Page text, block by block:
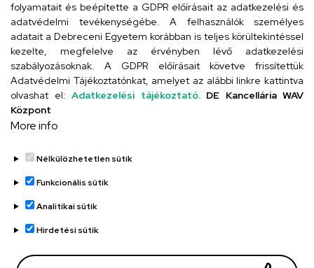
Szervezeti telefonkönyv
UD telefonkönyv
Adatvédelem
Adatvédelem
Régi oldal
folyamatait és beépítette a GDPR előírásait az adatkezelési és
adatvédelmi tevékenységébe. A felhasználók személyes
adatait a Debreceni Egyetem korábban is teljes körültekintéssel
kezelte, megfelelve az érvényben lévő adatkezelési
szabályozásoknak. A GDPR előírásait követve frissítettük
Adatvédelmi Tájékoztatónkat, amelyet az alábbi linkre kattintva
olvashat el: Adatkezelési tájékoztató. DE Kancellária WAV
Központ
More info
Nélkülözhetetlen sütik
Funkcionális sütik
Analitikai sütik
Hirdetési sütik